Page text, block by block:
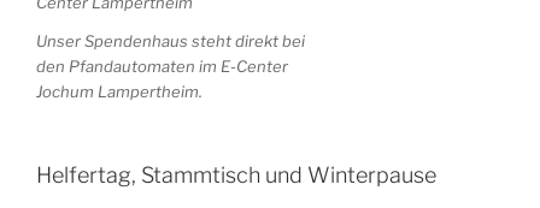
Unser Spendenhaus steht direkt bei
den Pfandautomaten im E-Center
Jochum Lampertheim.
Helfertag, Stammtisch und Winterpause